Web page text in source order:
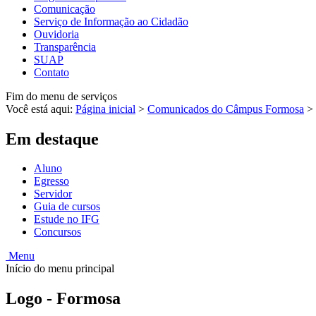
Comunicação
Serviço de Informação ao Cidadão
Ouvidoria
Transparência
SUAP
Contato
Fim do menu de serviços
Você está aqui: Página inicial > Comunicados do Câmpus Formosa >
Em destaque
Aluno
Egresso
Servidor
Guia de cursos
Estude no IFG
Concursos
Menu
Início do menu principal
Logo - Formosa